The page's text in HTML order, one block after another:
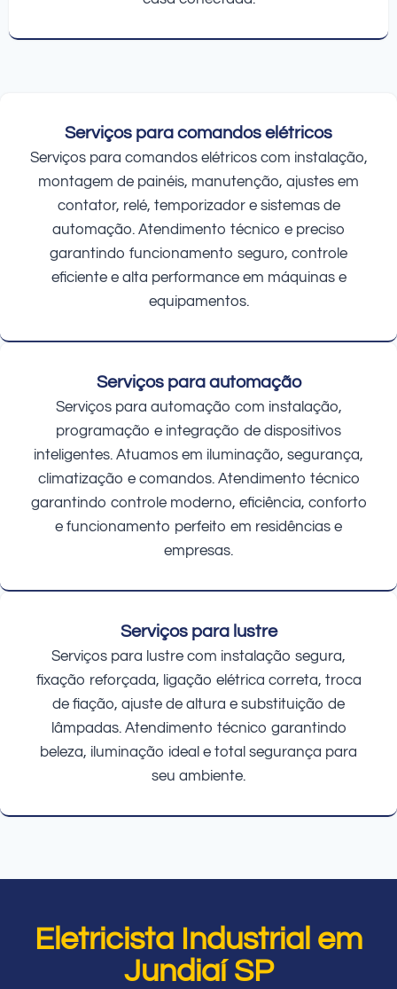
Serviços para comandos elétricos
Serviços para comandos elétricos com instalação,
montagem de painéis, manutenção, ajustes em
contator, relé, temporizador e sistemas de
automação. Atendimento técnico e preciso
garantindo funcionamento seguro, controle
eficiente e alta performance em máquinas e
equipamentos.
Serviços para automação
Serviços para automação com instalação,
programação e integração de dispositivos
inteligentes. Atuamos em iluminação, segurança,
climatização e comandos. Atendimento técnico
garantindo controle moderno, eficiência, conforto
e funcionamento perfeito em residências e
empresas.
Serviços para lustre
Serviços para lustre com instalação segura,
fixação reforçada, ligação elétrica correta, troca
de fiação, ajuste de altura e substituição de
lâmpadas. Atendimento técnico garantindo
beleza, iluminação ideal e total segurança para
seu ambiente.
Eletricista Industrial em
Jundiaí SP